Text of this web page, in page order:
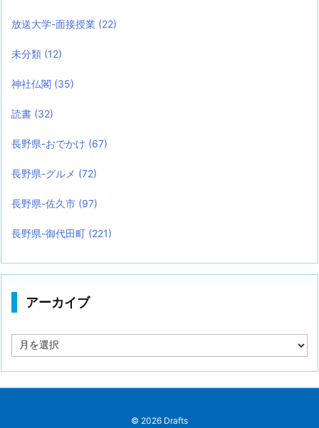
放送大学-面接授業 (22)
未分類 (12)
神社仏閣 (35)
読書 (32)
長野県-おでかけ (67)
長野県-グルメ (72)
長野県-佐久市 (97)
長野県-御代田町 (221)
アーカイブ
ー
© 2026 Drafts